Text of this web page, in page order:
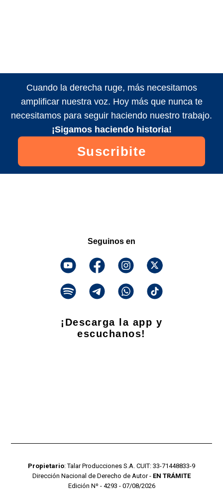
Cuando la derecha ruge, más necesitamos
amplificar nuestra voz. Hoy más que nunca te
necesitamos para seguir haciendo nuestro trabajo.
¡Sigamos haciendo historia!
Suscribite
Seguinos en
¡Descarga la app y
escuchanos!
Propietario: Talar Producciones S.A. CUIT: 33-71448833-9
Dirección Nacional de Derecho de Autor - EN TRÁMITE
Edición Nº - 4293 - 07/08/2026